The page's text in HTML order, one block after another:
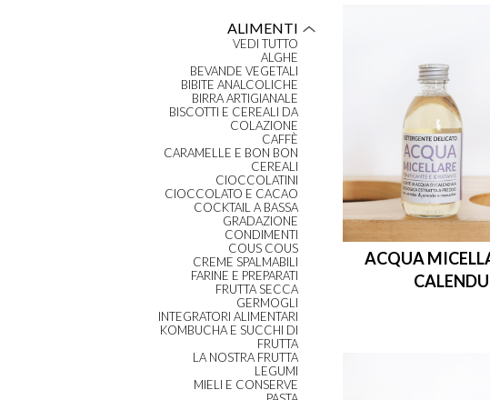
ALIMENTI
VEDI TUTTO
ALGHE
BEVANDE VEGETALI
BIBITE ANALCOLICHE
BIRRA ARTIGIANALE
BISCOTTI E CEREALI DA
COLAZIONE
CAFFÈ
CARAMELLE E BON BON
CEREALI
CIOCCOLATINI
CIOCCOLATO E CACAO
COCKTAIL A BASSA
GRADAZIONE
CONDIMENTI
COUS COUS
CREME SPALMABILI
FARINE E PREPARATI
FRUTTA SECCA
GERMOGLI
INTEGRATORI ALIMENTARI
KOMBUCHA E SUCCHI DI
FRUTTA
LA NOSTRA FRUTTA
LEGUMI
MIELI E CONSERVE
ACQUA